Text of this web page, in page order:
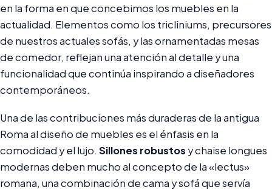
en la forma en que concebimos los muebles en la
actualidad. Elementos como los tricliniums, precursores
de nuestros actuales sofás, y las ornamentadas mesas
de comedor, reflejan una atención al detalle y una
funcionalidad que continúa inspirando a diseñadores
contemporáneos.
Una de las contribuciones más duraderas de la antigua
Roma al diseño de muebles es el énfasis en la
comodidad y el lujo. Sillones robustos y chaise longues
modernas deben mucho al concepto de la «lectus»
romana, una combinación de cama y sofá que servía